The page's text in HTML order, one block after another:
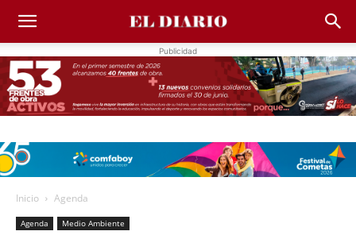
Publicidad
Inicio Agenda
Agenda Medio Ambiente